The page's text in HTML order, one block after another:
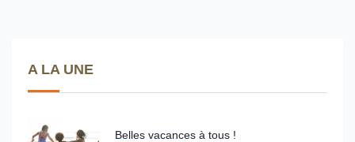
A LA UNE
Belles vacances à tous !